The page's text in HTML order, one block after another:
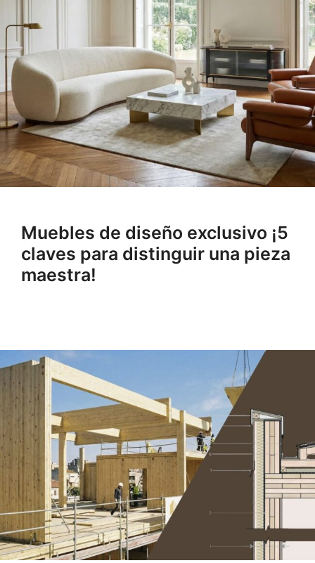
Muebles de diseño exclusivo ¡5
claves para distinguir una pieza
maestra!